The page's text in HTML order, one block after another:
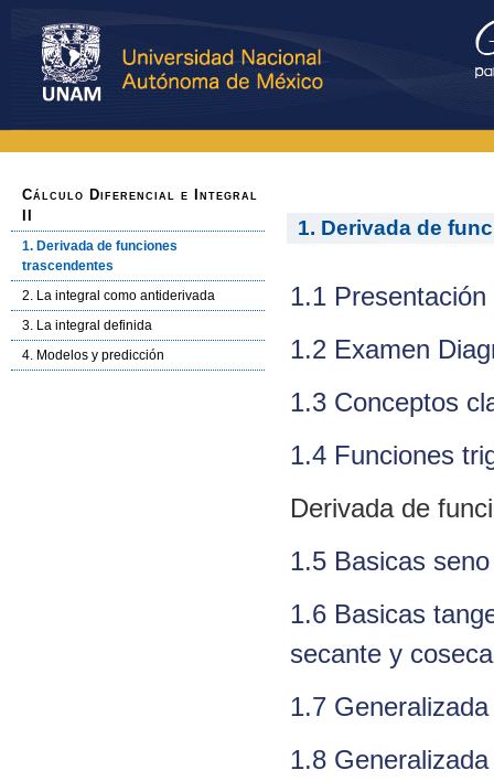
Cálculo Diferencial e Integral
1. Derivada de funciones
trascendentes
2. La integral como antiderivada
3. La integral definida
4. Modelos y predicción
1. Derivada de
1.1 Presentación
1.2 Examen
1.3 Conceptos
1.4 Funciones
Derivada de
1.5 Basicas
1.6 Basicas
secante y
1.7
1.8